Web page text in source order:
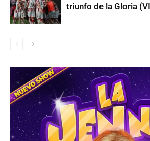
triunfo de la Gloria